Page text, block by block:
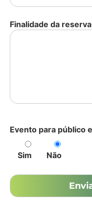
Finalidade da reserva
Evento para público
Sim Não